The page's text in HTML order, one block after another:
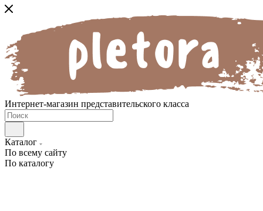
Интернет-магазин представительского класса
Каталог
По всему сайту
По каталогу